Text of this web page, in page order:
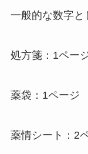
一般的な数字と
処方箋：1ペー
薬袋：1ページ
薬情シート：2